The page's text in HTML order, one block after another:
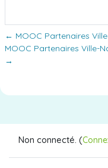
← MOOC Partenaires
MOOC Partenaires Ville-
→
Non connecté. (